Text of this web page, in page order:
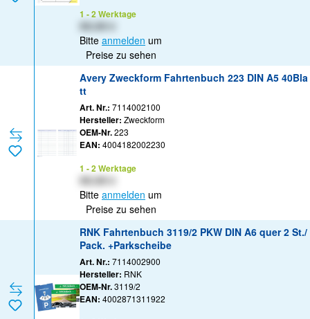
1 - 2 Werktage
Bitte anmelden um
Preise zu sehen
Avery Zweckform Fahrtenbuch 223 DIN A5 40Bla
tt
Art. Nr.: 7114002100
Hersteller: Zweckform
OEM-Nr.223
EAN: 4004182002230
1 - 2 Werktage
Bitte anmelden um
Preise zu sehen
RNK Fahrtenbuch 3119/2 PKW DIN A6 quer 2 St./
Pack. +Parkscheibe
Art. Nr.: 7114002900
Hersteller: RNK
OEM-Nr.3119/2
EAN: 4002871311922